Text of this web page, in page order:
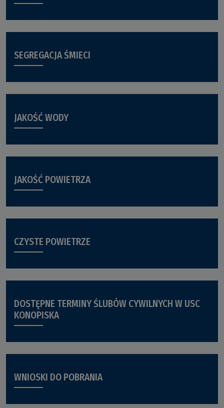
SEGREGACJA ŚMIECI
JAKOŚĆ WODY
JAKOŚĆ POWIETRZA
CZYSTE POWIETRZE
DOSTĘPNE TERMINY ŚLUBÓW CYWILNYCH W USC
KONOPISKA
WNIOSKI DO POBRANIA